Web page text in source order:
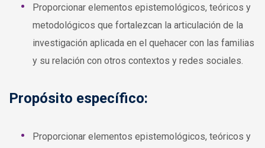
Proporcionar elementos epistemológicos, teóricos y
metodológicos que fortalezcan la articulación de la
investigación aplicada en el quehacer con las familias
y su relación con otros contextos y redes sociales.
Propósito específico:
Proporcionar elementos epistemológicos, teóricos y